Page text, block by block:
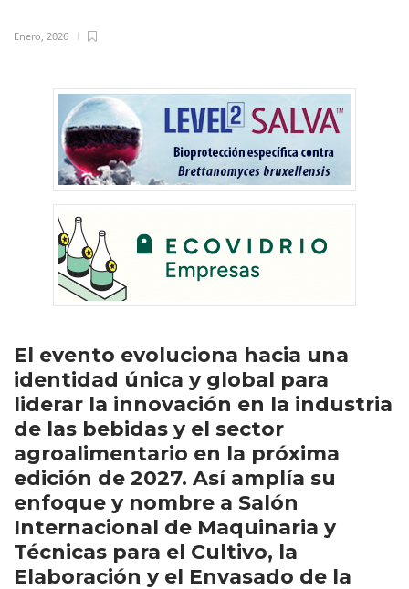
Enero, 2026
El evento evoluciona hacia una
identidad única y global para
liderar la innovación en la industria
de las bebidas y el sector
agroalimentario en la próxima
edición de 2027. Así amplía su
enfoque y nombre a Salón
Internacional de Maquinaria y
Técnicas para el Cultivo, la
Elaboración y el Envasado de la